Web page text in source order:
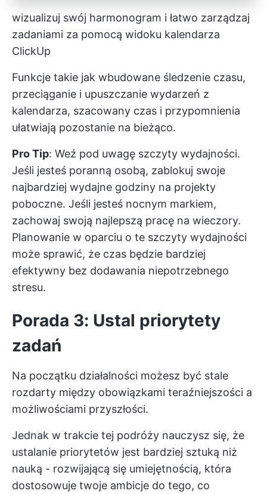
wizualizuj swój harmonogram i łatwo zarządzaj
zadaniami za pomocą widoku kalendarza
ClickUp
Funkcje takie jak wbudowane śledzenie czasu,
przeciąganie i upuszczanie wydarzeń z
kalendarza, szacowany czas i przypomnienia
ułatwiają pozostanie na bieżąco.
Pro Tip: Weź pod uwagę szczyty wydajności.
Jeśli jesteś poranną osobą, zablokuj swoje
najbardziej wydajne godziny na projekty
poboczne. Jeśli jesteś nocnym markiem,
zachowaj swoją najlepszą pracę na wieczory.
Planowanie w oparciu o te szczyty wydajności
może sprawić, że czas będzie bardziej
efektywny bez dodawania niepotrzebnego
stresu.
Porada 3: Ustal priorytety
zadań
Na początku działalności możesz być stale
rozdarty między obowiązkami teraźniejszości a
możliwościami przyszłości.
Jednak w trakcie tej podróży nauczysz się, że
ustalanie priorytetów jest bardziej sztuką niż
nauką - rozwijającą się umiejętnością, która
dostosowuje twoje ambicje do tego, co